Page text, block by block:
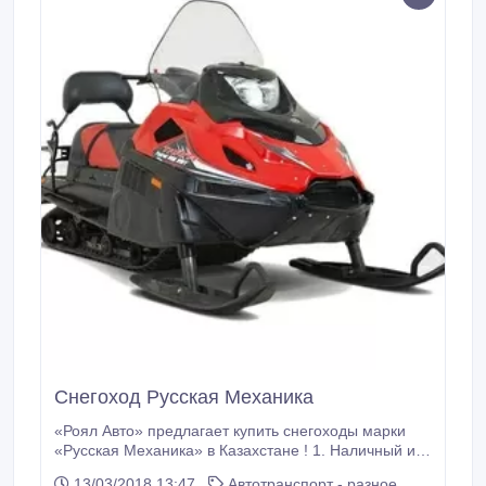
Снегоход Русская Механика
«Роял Авто» предлагает купить снегоходы марки
«Русская Механика» в Казахстане ! 1. Наличный и